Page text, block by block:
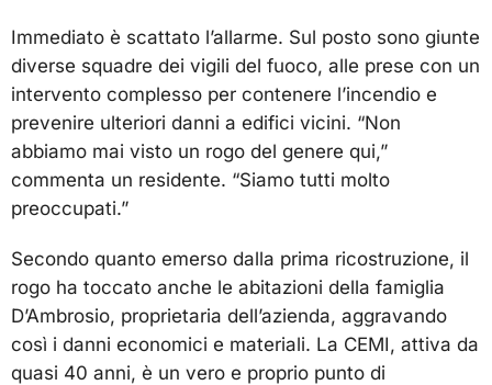
Immediato è scattato l’allarme. Sul posto sono giunte
diverse squadre dei vigili del fuoco, alle prese con un
intervento complesso per contenere l’incendio e
prevenire ulteriori danni a edifici vicini. “Non
abbiamo mai visto un rogo del genere qui,”
commenta un residente. “Siamo tutti molto
preoccupati.”
Secondo quanto emerso dalla prima ricostruzione, il
rogo ha toccato anche le abitazioni della famiglia
D’Ambrosio, proprietaria dell’azienda, aggravando
così i danni economici e materiali. La CEMI, attiva da
quasi 40 anni, è un vero e proprio punto di